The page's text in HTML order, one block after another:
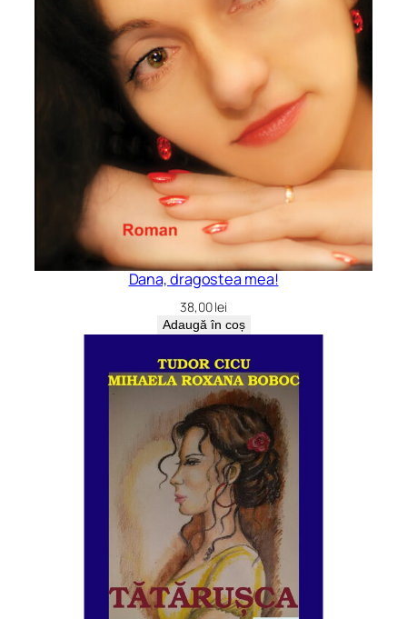
Dana, dragostea mea!
38,00lei
Adaugă în coș